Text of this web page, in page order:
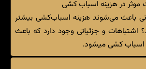
موثر در هزینه اسباب کشی
باعث می‌شوند هزینه اسباب‌کشی بیشتر
اشتباهات و جزئیاتی وجود دارد که باعث
اسباب کشی میشود.